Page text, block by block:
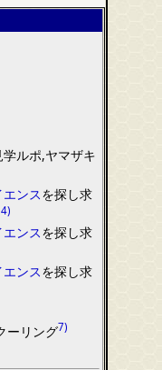
学ルポ,ヤマザキ
ンスを探し求
4)
ンスを探し求
ンスを探し求
ーリング7)